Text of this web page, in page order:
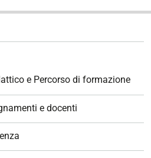
e Percorso di formazione
e docenti